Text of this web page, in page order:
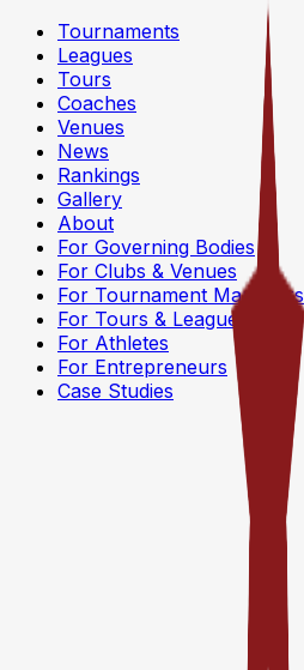
Tournaments
Leagues
Tours
Coaches
Venues
News
Rankings
Gallery
About
For Governing Bodies
For Clubs & Venues
For Tournament Managers
For Tours & Leagues
For Athletes
For Entrepreneurs
Case Studies